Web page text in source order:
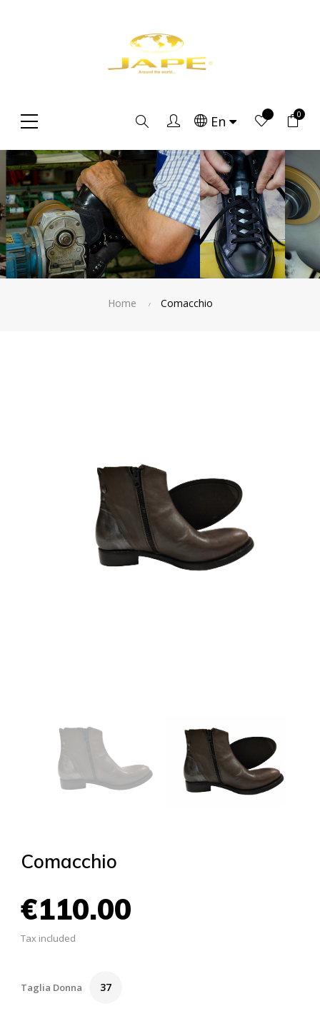
Search En 0
Home Comacchio
Comacchio
€110.00
Tax included
Taglia Donna 37